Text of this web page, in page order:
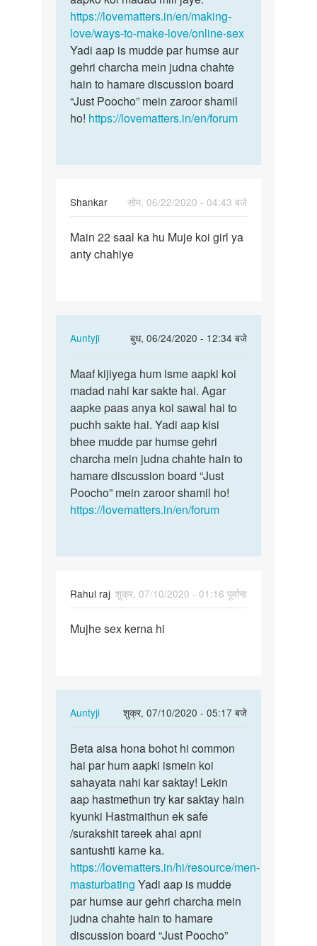
online
sex
karni
hai…
by
Balveer
Singh
yeh
padh
lijye…
https://lovematters.in/en/making-
love/ways-to-make-love/online-sex
Yadi aap is mudde par humse aur
gehri charcha mein judna chahte
hain to hamare discussion board
“Just Poocho” mein zaroor shamil
ho! https://lovematters.in/en/forum
Shankar
सोम, 06/22/2020 - 04:43 बजे
Main
22
koi…
Main 22 saal ka hu Muje koi girl ya
anty chahiye
Auntyji
बुध, 06/24/2020 - 12:34 बजे
In
to
Main
22
saal
ka
hu
Muje
koi…
by
Maaf
kijiyega
hum
isme
aapki…
Maaf kijiyega hum isme aapki koi
madad nahi kar sakte hai. Agar
aapke paas anya koi sawal hai to
puchh sakte hai. Yadi aap kisi
bhee mudde par humse gehri
charcha mein judna chahte hain to
hamare discussion board “Just
Poocho” mein zaroor shamil ho!
https://lovematters.in/en/forum
Rahul raj शुक्र, 07/10/2020 - 01:16 पूर्वान्ह
Mujhe
Mujhe sex kerna hi
Auntyji
शुक्र, 07/10/2020 - 05:17 बजे
In
to
Mujhe
sex
kerna
hi
by
Rahul
raj
Beta
aisa
hona
bohot
hi…
Beta aisa hona bohot hi common
hai par hum aapki ismein koi
sahayata nahi kar saktay! Lekin
aap hastmethun try kar saktay hain
kyunki Hastmaithun ek safe
/surakshit tareek ahai apni
santushti karne ka.
https://lovematters.in/hi/resource/men-
masturbating Yadi aap is mudde
par humse aur gehri charcha mein
judna chahte hain to hamare
discussion board “Just Poocho”